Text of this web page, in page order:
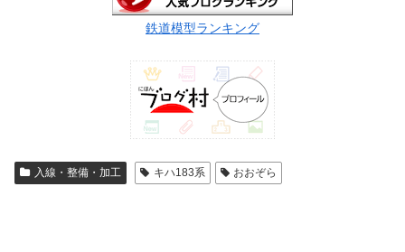
鉄道模型ランキング
入線・整備・加工 キハ183系 おおぞら